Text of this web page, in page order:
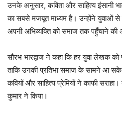
उनके अनुसार, कविता और साहित्य इंसानी
का सबसे मजबूत माध्यम है। उन्होंने
अपनी अभिव्यक्ति को समाज तक पहुँचाने की
सौरभ भारद्वाज ने कहा कि हर युवा लेखक को
ताकि उनकी प्रतिभा समाज के सामने आ सके।
कवियों और साहित्य प्रेमियों ने काफी
कुमार ने किया।